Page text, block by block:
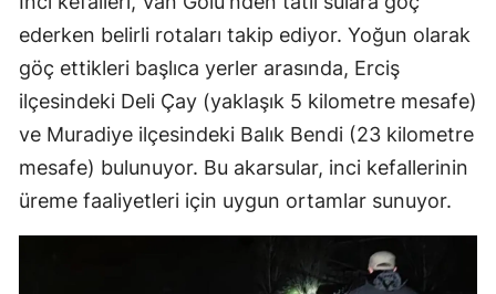
ederken belirli rotaları takip ediyor. Yoğun olarak
göç ettikleri başlıca yerler arasında, Erciş
ilçesindeki Deli Çay (yaklaşık 5 kilometre mesafe)
ve Muradiye ilçesindeki Balık Bendi (23 kilometre
mesafe) bulunuyor. Bu akarsular, inci kefallerinin
üreme faaliyetleri için uygun ortamlar sunuyor.